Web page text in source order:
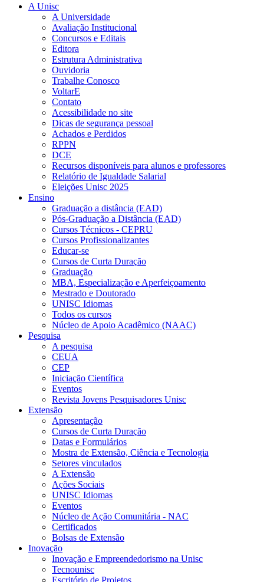
A Unisc
A Universidade
Avaliação Institucional
Concursos e Editais
Editora
Estrutura Administrativa
Ouvidoria
Trabalhe Conosco
VoltarE
Contato
Acessibilidade no site
Dicas de segurança pessoal
Achados e Perdidos
RPPN
DCE
Recursos disponíveis para alunos e professores
Relatório de Igualdade Salarial
Eleições Unisc 2025
Ensino
Graduação a distância (EAD)
Pós-Graduação a Distância (EAD)
Cursos Técnicos - CEPRU
Cursos Profissionalizantes
Educar-se
Cursos de Curta Duração
Graduação
MBA, Especialização e Aperfeiçoamento
Mestrado e Doutorado
UNISC Idiomas
Todos os cursos
Núcleo de Apoio Acadêmico (NAAC)
Pesquisa
A pesquisa
CEUA
CEP
Iniciação Científica
Eventos
Revista Jovens Pesquisadores Unisc
Extensão
Apresentação
Cursos de Curta Duração
Datas e Formulários
Mostra de Extensão, Ciência e Tecnologia
Setores vinculados
A Extensão
Ações Sociais
UNISC Idiomas
Eventos
Núcleo de Ação Comunitária - NAC
Certificados
Bolsas de Extensão
Inovação
Inovação e Empreendedorismo na Unisc
Tecnounisc
Escritório de Projetos